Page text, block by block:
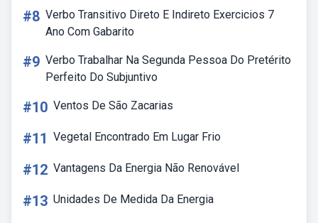
#8 Verbo Transitivo Direto E Indireto Exercicios 7
Ano Com Gabarito
#9 Verbo Trabalhar Na Segunda Pessoa Do Pretérito
Perfeito Do Subjuntivo
#10 Ventos De São Zacarias
#11 Vegetal Encontrado Em Lugar Frio
#12 Vantagens Da Energia Não Renovável
#13 Unidades De Medida Da Energia